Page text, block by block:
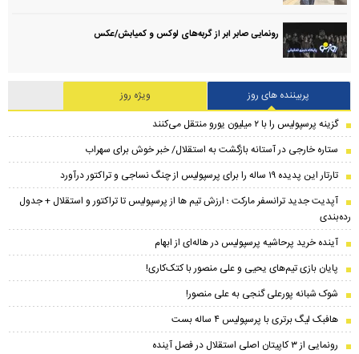
رونمایی صابر ابر از گربه‌های لوکس و کمیابش/عکس
پربیننده های روز
ویژه روز
گزینه پرسپولیس را با ۲ میلیون یورو منتقل می‌کنند
ستاره خارجی در آستانه بازگشت به استقلال/ خبر خوش برای سهراب
تارتار این پدیده ۱۹ ساله را برای پرسپولیس از چنگ نساجی و تراکتور درآورد
​آپدیت جدید ترانسفر مارکت ؛ ارزش تیم ها از پرسپولیس تا تراکتور و استقلال + جدول
رده‌بندی
آینده خرید پرحاشیه‌ پرسپولیس در هاله‌ای از ابهام
پایان بازی تیم‌های یحیی و علی منصور با کتک‌کاری!
شوک شبانه پورعلی گنجی به علی منصور!
هافبک لیگ برتری با پرسپولیس ۴ ساله بست
رونمایی از ۳ کاپیتان اصلی استقلال در فصل آینده